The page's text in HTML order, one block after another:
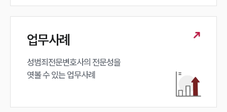
업무사례
성범죄전문변호사의 전문성을
엿볼 수 있는 업무사례